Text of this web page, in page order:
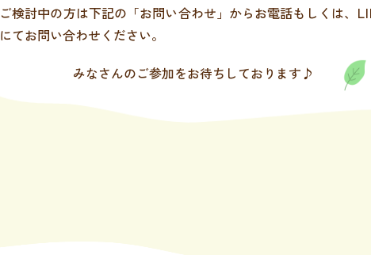
ご検討中の方は下記の「お問い合わせ」からお電話もしくは、
にてお問い合わせください。
みなさんのご参加をお待ちしております♪